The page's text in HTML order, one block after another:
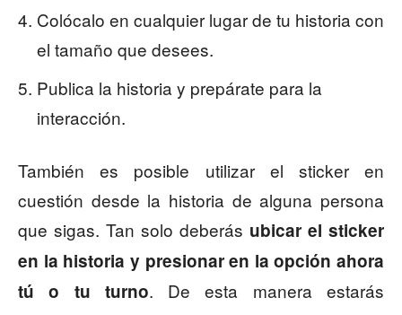
Colócalo en cualquier lugar de tu historia con
el tamaño que desees.
Publica la historia y prepárate para la
interacción.
También es posible utilizar el sticker en
cuestión desde la historia de alguna persona
que sigas. Tan solo deberás ubicar el sticker
en la historia y presionar en la opción ahora
tú o tu turno. De esta manera estarás